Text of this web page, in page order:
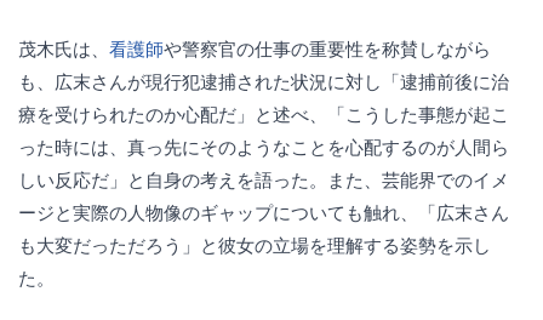
茂木氏は、 看護師や警察官の仕事の重要性を称賛しながら
も、広末さんが現行犯逮捕された状況に対し「逮捕前後に治
療を受けられたのか心配だ」と述べ、「こうした事態が起こ
った時には、真っ先にそのようなことを心配するのが人間ら
しい反応だ」と自身の考えを語った。また、芸能界でのイメ
ージと実際の人物像のギャップについても触れ、「広末さん
も大変だっただろう」と彼女の立場を理解する姿勢を示し
た。